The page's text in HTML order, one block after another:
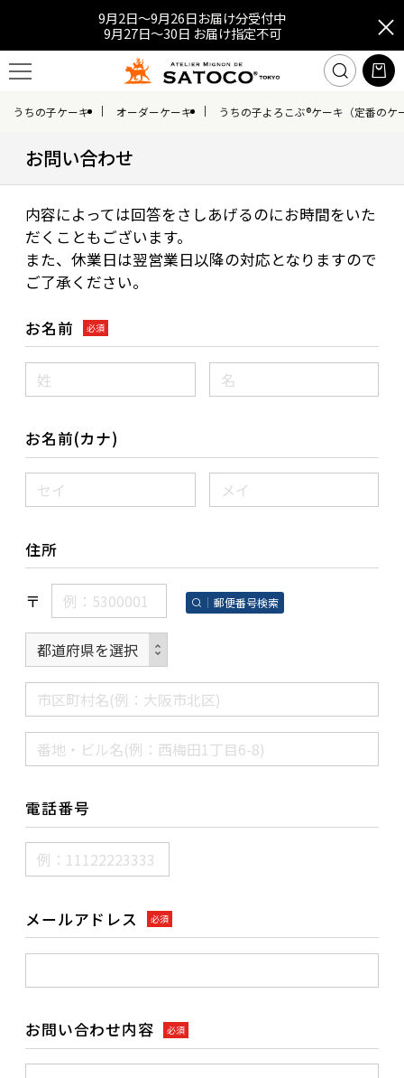
9月2日～9月26日お届け分受付中
9月27日～30日 お届け指定不可
うちの子ケーキ オーダーケーキ うちの子よろこぶ®ケーキ（定番のケ
お問い合わせ
内容によっては回答をさしあげるのにお時間をいた
だくこともございます。
また、休業日は翌営業日以降の対応となりますので
ご了承ください。
お名前 必須
お名前(カナ)
住所
〒 郵便番号検索
電話番号
メールアドレス 必須
お問い合わせ内容 必須